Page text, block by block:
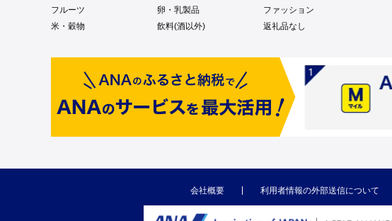
フルーツ
卵・乳製品
ファッション
米・穀物
飲料(酒以外) 返礼品なし
会社概要 利用者情報の外部送信について